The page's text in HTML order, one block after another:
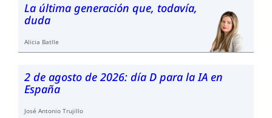
La última generación que, todavía,
duda
Alicia Batlle
2 de agosto de 2026: día D para la IA en
España
José Antonio Trujillo